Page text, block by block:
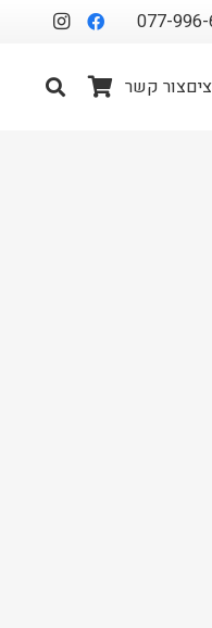
צור קשר